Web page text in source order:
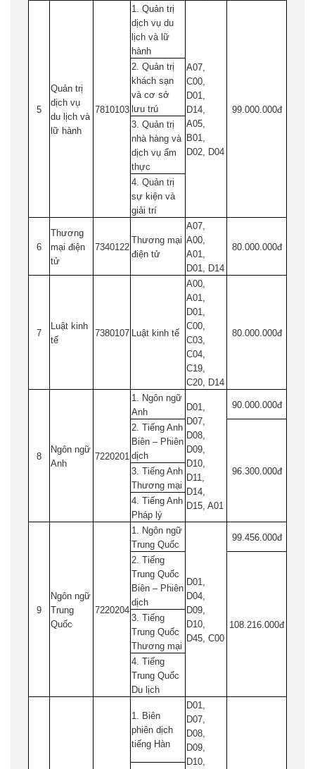
5
Quản trị
dịch vụ
du lịch và
lữ hành
7810103
1. Quản trị
dịch vụ du
lịch và lữ
hành
A07,
C00,
D01,
D14,
A05,
B01,
D02, D04
99.000.000đ
2. Quản trị
khách sạn
và cơ sở
lưu trú
3. Quản trị
nhà hàng và
dịch vụ ẩm
thực
4. Quản trị
sự kiện và
giải trí
6
Thương
mại điện
tử
7340122
Thương mại
điện tử
A07,
A00,
A01,
D01, D14
80.000.000đ
7
Luật kinh
tế
7380107 Luật kinh tế
A00,
A01,
D01,
C00,
C03,
C04,
C19,
C20, D14
80.000.000đ
8
Ngôn ngữ
Anh
7220201
1. Ngôn ngữ
Anh
D01,
D07,
D08,
D09,
D10,
D11,
D14,
D15, A01
90.000.000đ
2. Tiếng Anh
Biên – Phiên
dịch
96.300.000đ
3. Tiếng Anh
Thương mại
4. Tiếng Anh
Pháp lý
9
Ngôn ngữ
Trung
Quốc
7220204
1. Ngôn ngữ
Trung Quốc
D01,
D04,
D09,
D10,
D45, C00
99.456.000đ
2. Tiếng
Trung Quốc
Biên – Phiên
dịch
108.216.000đ
3. Tiếng
Trung Quốc
Thương mại
4. Tiếng
Trung Quốc
Du lịch
1. Biên
phiên dịch
tiếng Hàn
D01,
D07,
D08,
D09,
D10,